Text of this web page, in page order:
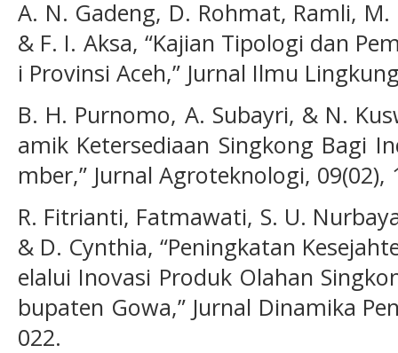
A. N. Gadeng, D. Rohmat, Ramli,
& F. I. Aksa, “Kajian Tipologi dan
i Provinsi Aceh,” Jurnal Ilmu
B. H. Purnomo, A. Subayri, & N.
amik Ketersediaan Singkong Bagi
mber,” Jurnal Agroteknologi, 09(02),
R. Fitrianti, Fatmawati, S. U.
& D. Cynthia, “Peningkatan
elalui Inovasi Produk Olahan
bupaten Gowa,” Jurnal Dinamika
022.